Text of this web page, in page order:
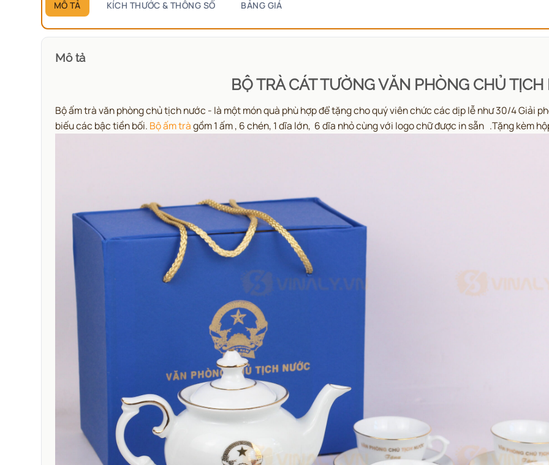
MÔ TẢ KÍCH THƯỚC & THÔNG SỐ BẢNG GIÁ
Mô tả
BỘ TRÀ CÁT TƯỜNG VĂN PHÒNG CHỦ
Bộ ấm trà văn phòng chủ tịch nước - là một món quà phù hợp để tặng cho quý viên chức các dịp lễ như 30/4 Giải
biếu các bậc tiền bối. Bộ ấm tràgồm 1 ấm , 6 chén, 1 dĩa lớn, 6 dĩa nhỏ cùng với logo chữ được in sẵn .Tặng kèm